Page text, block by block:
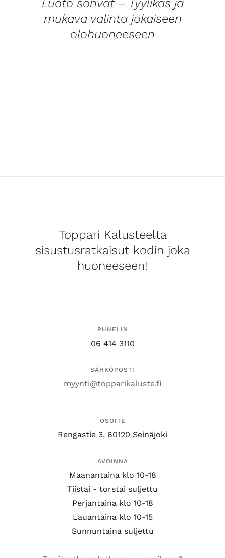
Luoto sohvat – Tyylikäs ja
mukava valinta jokaiseen
olohuoneeseen
Toppari Kalusteelta
sisustusratkaisut kodin joka
huoneeseen!
PUHELIN
06 414 3110
SÄHKÖPOSTI
myynti@topparikaluste.fi
OSOITE
Rengastie 3, 60120 Seinäjoki
AVOINNA
Maanantaina klo 10-18
Tiistai - torstai suljettu
Perjantaina klo 10-18
Lauantaina klo 10-15
Sunnuntaina suljettu